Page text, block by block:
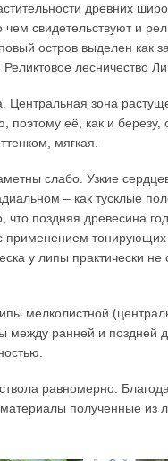
древних
свидетельствуют и
остров выделен как
лесничество
зона
её, как и березу,
мягкая.
слабо. Узкие
– как тусклые
поздняя древесина
применением
у липы практически не
мелколистной
ранней и поздней
равномерно.
полученные из